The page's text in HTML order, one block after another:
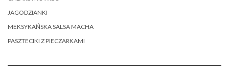
JAGODZIANKI
MEKSYKAŃSKA SALSA MACHA
PASZTECIKI Z PIECZARKAMI